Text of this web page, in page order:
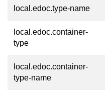
local.edoc.type-name
local.edoc.container-
type
local.edoc.container-
type-name